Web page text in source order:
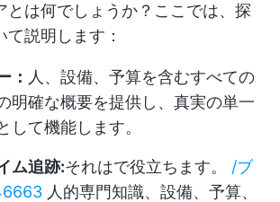
とは何でしょうか？ここでは、探
説明します：
： 人、設備、予算を含むすべての
明確な概要を提供し、真実の単一
して機能します。
ム追跡:それはで役立ちます。 /ブ
人的専門知識、設備、予算、